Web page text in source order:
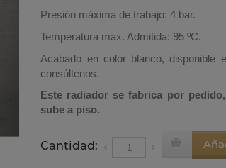
Presión máxima de trabajo: 4 bar.
Temperatura max. Admitida: 95 ºC.
Acabado en color blanco, disponible
consúltenos.
Este radiador se fabrica por
sube a piso.
Cantidad: